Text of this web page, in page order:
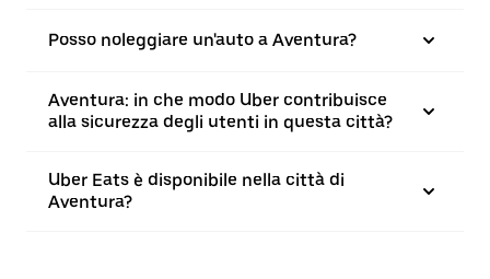
Posso noleggiare un'auto a Aventura?
Aventura: in che modo Uber contribuisce
alla sicurezza degli utenti in questa città?
Uber Eats è disponibile nella città di
Aventura?